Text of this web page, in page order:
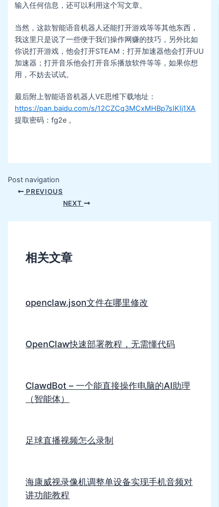
输入任何信息，还可以利用这个写文章。
当然，这款智能语音机器人还能打开游戏等等其他东西，
我这里只是说了一些便于我们操作网赚的技巧，另外比如
你说打开游戏，他会打开STEAM；打开加速器他会打开UU
加速器；打开音乐他会打开音乐播放软件等等，如果你想
用，不妨去试试。
最后附上智能语音机器人VE思维下载地址：
https://pan.baidu.com/s/12CZCq3MCxMHBp7sIKIj1XA
提取密码：fg2e 。
Post navigation
PREVIOUS
NEXT
相关文章
openclaw.json文件在哪里修改
OpenClaw快速部署教程，无需懂代码
ClawdBot – 一个能直接操作电脑的AI助理
（智能体）
足球直播视频怎么录制
海康威视录像机调整单设备实现手机音频对
讲功能教程